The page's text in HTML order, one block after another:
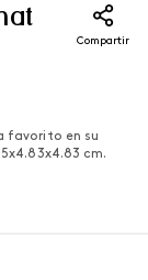
Compartir
favorito en su
cm.